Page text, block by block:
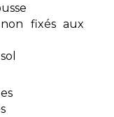
fixés aux